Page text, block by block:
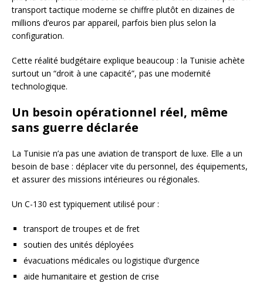
transport tactique moderne se chiffre plutôt en dizaines de
millions d’euros par appareil, parfois bien plus selon la
configuration.
Cette réalité budgétaire explique beaucoup : la Tunisie achète
surtout un “droit à une capacité”, pas une modernité
technologique.
Un besoin opérationnel réel, même
sans guerre déclarée
La Tunisie n’a pas une aviation de transport de luxe. Elle a un
besoin de base : déplacer vite du personnel, des équipements,
et assurer des missions intérieures ou régionales.
Un C-130 est typiquement utilisé pour :
transport de troupes et de fret
soutien des unités déployées
évacuations médicales ou logistique d’urgence
aide humanitaire et gestion de crise